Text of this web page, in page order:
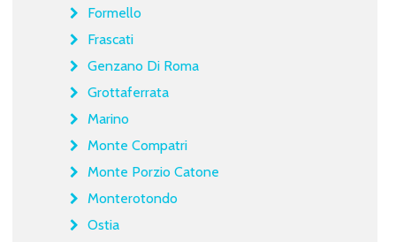
Formello
Frascati
Genzano Di Roma
Grottaferrata
Marino
Monte Compatri
Monte Porzio Catone
Monterotondo
Ostia